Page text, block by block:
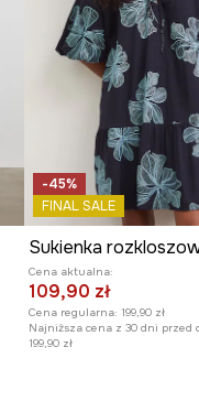
-45%
FINAL SALE
Cena aktualna:
109,90 zł
Cena regularna: 199,90 zł
Najniższa cena z 30 dni przed
199,90 zł